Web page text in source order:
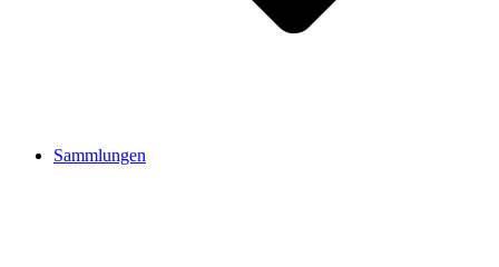
Sammlungen